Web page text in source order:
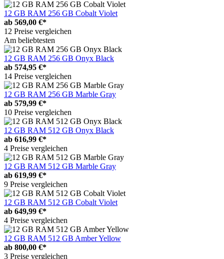
12 GB RAM 256 GB Cobalt Violet
ab 569,00 €*
12 Preise vergleichen
Am beliebtesten
12 GB RAM 256 GB Onyx Black
ab 574,95 €*
14 Preise vergleichen
12 GB RAM 256 GB Marble Gray
ab 579,99 €*
10 Preise vergleichen
12 GB RAM 512 GB Onyx Black
ab 616,99 €*
4 Preise vergleichen
12 GB RAM 512 GB Marble Gray
ab 619,99 €*
9 Preise vergleichen
12 GB RAM 512 GB Cobalt Violet
ab 649,99 €*
4 Preise vergleichen
12 GB RAM 512 GB Amber Yellow
ab 800,00 €*
3 Preise vergleichen